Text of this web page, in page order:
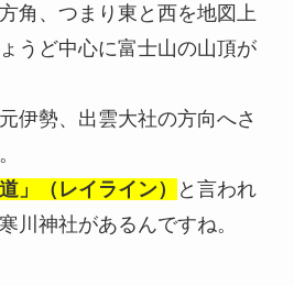
角、つまり東と西を地図上
うど中心に富士山の山頂が
伊勢、出雲大社の方向へさ
」（レイライン）
と言われ
川神社があるんですね。